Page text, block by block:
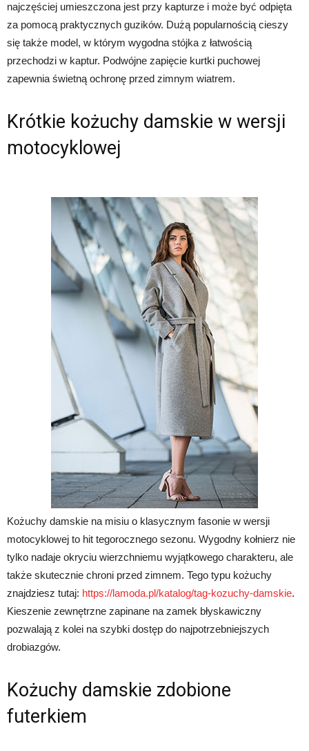
najczęściej umieszczona jest przy kapturze i może być odpięta
za pomocą praktycznych guzików. Dużą popularnością cieszy
się także model, w którym wygodna stójka z łatwością
przechodzi w kaptur. Podwójne zapięcie kurtki puchowej
zapewnia świetną ochronę przed zimnym wiatrem.
Krótkie kożuchy damskie w wersji
motocyklowej
Kożuchy damskie na misiu o klasycznym fasonie w wersji
motocyklowej to hit tegorocznego sezonu. Wygodny kołnierz nie
tylko nadaje okryciu wierzchniemu wyjątkowego charakteru, ale
także skutecznie chroni przed zimnem. Tego typu kożuchy
znajdziesz tutaj: https://lamoda.pl/katalog/tag-kozuchy-damskie.
Kieszenie zewnętrzne zapinane na zamek błyskawiczny
pozwalają z kolei na szybki dostęp do najpotrzebniejszych
drobiazgów.
Kożuchy damskie zdobione
futerkiem